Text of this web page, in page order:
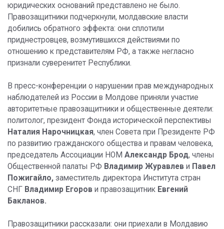
юридических оснований представлено не было.
Правозащитники подчеркнули, молдавские власти
добились обратного эффекта: они сплотили
приднестровцев, возмутившихся действиями по
отношению к представителям РФ, а также негласно
признали суверенитет Республики.
В пресс-конференции о нарушении прав международных
наблюдателей из России в Молдове приняли участие
авторитетные правозащитники и общественные деятели:
политолог, президент Фонда исторической перспективы
Наталия Нарочницкая, член Совета при Президенте РФ
по развитию гражданского общества и правам человека,
председатель Ассоциации НОМ Александр Брод, члены
Общественной палаты РФ Владимир Журавлев и Павел
Пожигайло, заместитель директора Института стран
СНГ Владимир Егоров и правозащитник Евгений
Бакланов.
Правозащитники рассказали: они приехали в Молдавию